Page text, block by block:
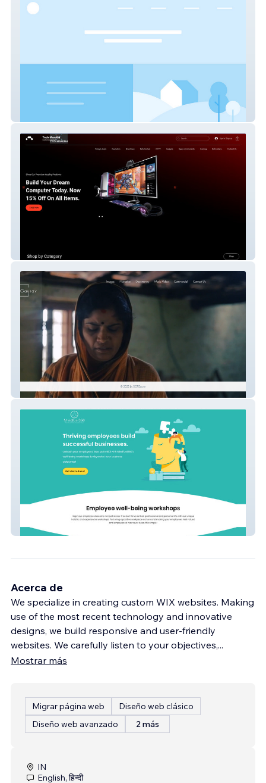
DOP Gaurav
Mindfuel360
Acerca de
We specialize in creating custom WIX websites. Making
use of the most recent technology and innovative
designs, we build responsive and user-friendly
websites. We carefully listen to your objectives,...
Mostrar más
Migrar página web
Diseño web clásico
Diseño web avanzado
2 más
IN
English, हिन्दी